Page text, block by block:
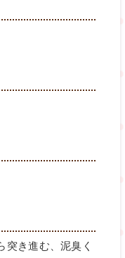
突き進む、泥臭く